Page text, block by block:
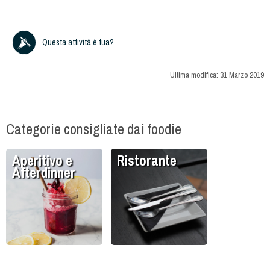
Questa attività è tua?
Ultima modifica: 31 Marzo 2019
Categorie consigliate dai foodie
Aperitivo e
Afterdinner
Ristorante